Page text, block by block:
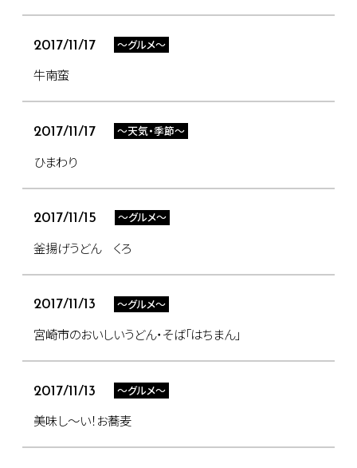
2017/11/17 ～グルメ～
牛南蛮
2017/11/17 ～天気・季節～
ひまわり
2017/11/15 ～グルメ～
釜揚げうどん くろ
2017/11/13 ～グルメ～
宮崎市のおいしいうどん・そば「はちまん」
2017/11/13 ～グルメ～
美味し～い！お蕎麦